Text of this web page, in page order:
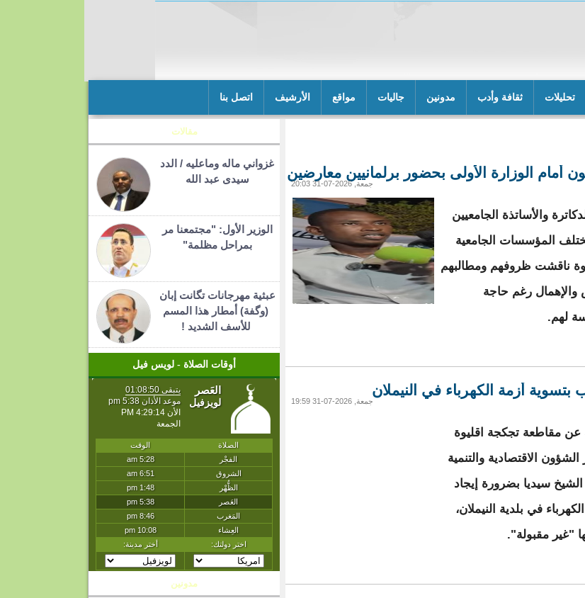
تحليلات ثقافة وأدب مدونين جاليات مواقع الأرشيف اتصل بنا
أمام الوزارة الأولى بحضور برلمانيين معارضين
جمعة, 2026-07-31 20:03
والأساتذة الجامعيين
المؤسسات الجامعية
ناقشت ظروفهم ومطالبهم
رغم حاجة
لهم.
بتسوية أزمة الكهرباء في النيملان
جمعة, 2026-07-31 19:59
عن مقاطعة تجكجة اقليوة
الاقتصادية والتنمية
سيديا بضرورة إيجاد
في بلدية النيملان،
"غير مقبولة".
مقالات
غزواني ماله وماعليه / الدد
سيدى عبد الله
الوزير الأول: "مجتمعنا مر
بمراحل مظلمة"
عبثية مهرجانات تگانت إبان
(وگفة) أمطار هذا المسم
للأسف الشديد !
أوقات الصلاة - لويس فيل
مدونين